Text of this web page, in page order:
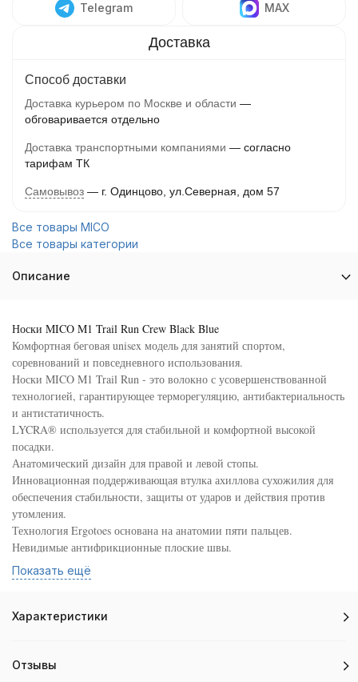
Telegram MAX
Способ доставки
Доставка курьером по Москве и области
обговаривается отдельно
Доставка транспортными компаниями
согласно
тарифам ТК
Самовывоз г. Одинцово, ул.Северная, дом 57
Все товары MICO
Все товары категории
Описание
Носки MICO M1 Trail Run Crew Black Blue
Комфортная беговая unisex модель для занятий спортом,
соревнований и повседневного использования.
Носки MICO M1 Trail Run - это волокно с усовершенствованной
технологией, гарантирующее терморегуляцию, антибактериальность
и антистатичность.
LYCRA® используется для стабильной и комфортной высокой
посадки.
Анатомический дизайн для правой и левой стопы.
Инновационная поддерживающая втулка ахиллова сухожилия для
обеспечения стабильности, защиты от ударов и действия против
утомления.
Технология Ergotoes основана на анатомии пяти пальцев.
Невидимые антифрикционные плоские швы.
Вышитый логотип Mico, лёгкий вес.
Материальная композиция: 78% полиамид, 16% поламид-графен,
Сделано в Италии.
Показать ещё
Характеристики
Отзывы